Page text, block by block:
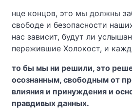
нце концов, это мы должны
свободе и безопасности
нас зависит, будут ли
пережившие Холокост, и
то бы мы ни решили, это
осознанным, свободным от
влияния и принуждения и
правдивых данных.